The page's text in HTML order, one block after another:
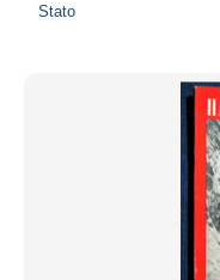
Stato